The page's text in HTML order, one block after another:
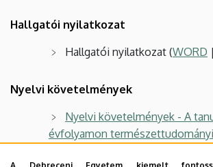
Hallgatói nyilatkozat
Hallgatói nyilatkozat (WORD |
Nyelvi követelmények
Nyelvi követelmények - A
évfolyamon